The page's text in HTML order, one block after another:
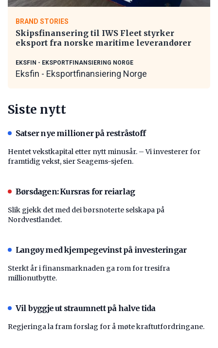
BRAND STORIES
Skipsfinansering til IWS Fleet styrker
eksport fra norske maritime leverandører
EKSFIN - EKSPORTFINANSIERING NORGE
Eksfin - Eksportfinansiering Norge
Siste nytt
Satser nye millioner på restråstoff
Hentet vekstkapital etter nytt minusår. – Vi investerer for
framtidig vekst, sier Seagems-sjefen.
Børsdagen: Kursras for reiarlag
Slik gjekk det med dei børsnoterte selskapa på
Nordvestlandet.
Langøy med kjempegevinst på investeringar
Sterkt år i finansmarknaden ga rom for tresifra
millionutbytte.
Vil byggje ut straumnett på halve tida
Regjeringa la fram forslag for å møte kraftutfordringane.